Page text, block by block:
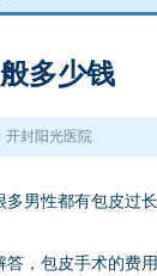
多少钱
开封阳光医院
男性都有包皮过
，包皮手术的费用